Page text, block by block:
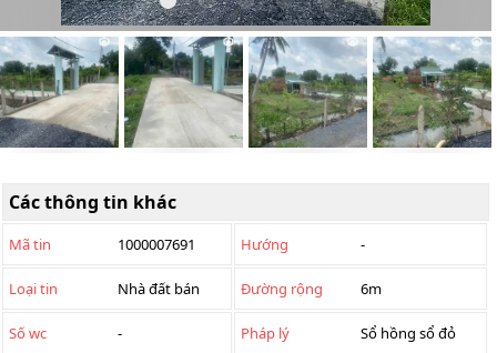
Các thông tin khác
Mã tin 1000007691 Hướng -
Loại tin Nhà đất bán Đường rộng 6m
Số wc - Pháp lý Sổ hồng sổ đỏ